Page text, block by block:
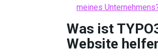
meines
Was ist
Website